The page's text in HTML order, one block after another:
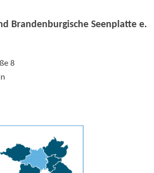
Brandenburgische Seenplatte e.
8